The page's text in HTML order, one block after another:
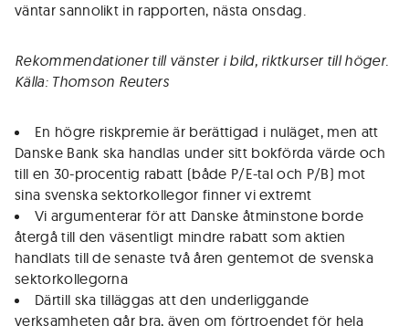
väntar sannolikt in rapporten, nästa onsdag.
Rekommendationer till vänster i bild, riktkurser till höger.
Källa: Thomson Reuters
En högre riskpremie är berättigad i nuläget, men att
Danske Bank ska handlas under sitt bokförda värde och
till en 30-procentig rabatt (både P/E-tal och P/B) mot
sina svenska sektorkollegor finner vi extremt
Vi argumenterar för att Danske åtminstone borde
återgå till den väsentligt mindre rabatt som aktien
handlats till de senaste två åren gentemot de svenska
sektorkollegorna
Därtill ska tilläggas att den underliggande
verksamheten går bra, även om förtroendet för hela